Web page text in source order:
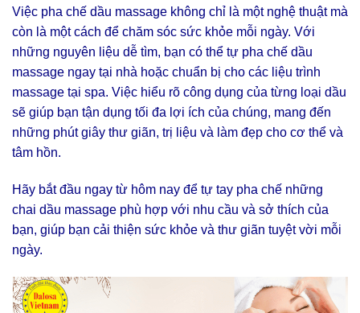
Việc pha chế dầu massage không chỉ là một nghệ thuật mà
còn là một cách để chăm sóc sức khỏe mỗi ngày. Với
những nguyên liệu dễ tìm, bạn có thể tự pha chế dầu
massage ngay tại nhà hoặc chuẩn bị cho các liệu trình
massage tại spa. Việc hiểu rõ công dụng của từng loại dầu
sẽ giúp bạn tận dụng tối đa lợi ích của chúng, mang đến
những phút giây thư giãn, trị liệu và làm đẹp cho cơ thể và
tâm hồn.
Hãy bắt đầu ngay từ hôm nay để tự tay pha chế những
chai dầu massage phù hợp với nhu cầu và sở thích của
bạn, giúp bạn cải thiện sức khỏe và thư giãn tuyệt vời mỗi
ngày.